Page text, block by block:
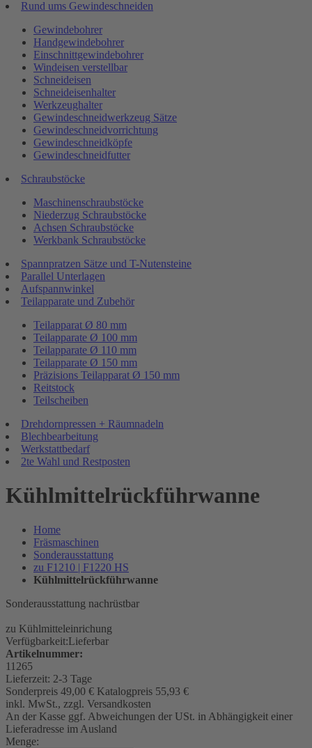
Rund ums Gewindeschneiden
Gewindebohrer
Handgewindebohrer
Einschnittgewindebohrer
Windeisen verstellbar
Schneideisen
Schneideisenhalter
Werkzeughalter
Gewindeschneidwerkzeug Sätze
Gewindeschneidvorrichtung
Gewindeschneidköpfe
Gewindeschneidfutter
Schraubstöcke
Maschinenschraubstöcke
Niederzug Schraubstöcke
Achsen Schraubstöcke
Werkbank Schraubstöcke
Spannpratzen Sätze und T-Nutensteine
Parallel Unterlagen
Aufspannwinkel
Teilapparate und Zubehör
Teilapparat Ø 80 mm
Teilapparate Ø 100 mm
Teilapparate Ø 110 mm
Teilapparate Ø 150 mm
Präzisions Teilapparat Ø 150 mm
Reitstock
Teilscheiben
Drehdornpressen + Räumnadeln
Blechbearbeitung
Werkstattbedarf
2te Wahl und Restposten
Kühlmittelrückführwanne
Home
Fräsmaschinen
Sonderausstattung
zu F1210 | F1220 HS
Kühlmittelrückführwanne
Sonderausstattung nachrüstbar
zu Kühlmitteleinrichung
Verfügbarkeit:Lieferbar
Artikelnummer:
11265
Lieferzeit: 2-3 Tage
Sonderpreis 49,00 € Katalogpreis 55,93 €
inkl. MwSt., zzgl. Versandkosten
An der Kasse ggf. Abweichungen der USt. in Abhängigkeit einer
Lieferadresse im Ausland
Menge: